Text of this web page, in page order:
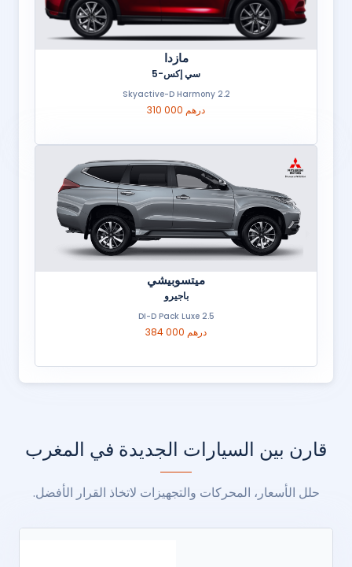
مازدا
سي إكس-5
2.2 Skyactive-D Harmony
310 000 درهم
ميتسوبيشي
باجيرو
2.5 DI-D Pack Luxe
384 000 درهم
قارن بين السيارات الجديدة في المغرب
حلل الأسعار، المحركات والتجهيزات لاتخاذ القرار الأفضل.